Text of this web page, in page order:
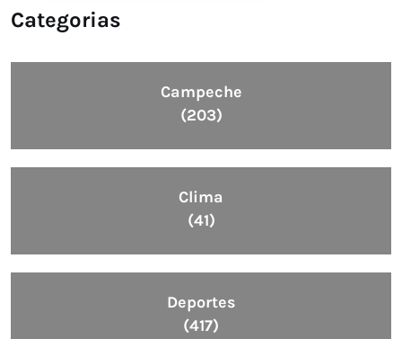
Categorias
Campeche
(203)
Clima
(41)
Deportes
(417)